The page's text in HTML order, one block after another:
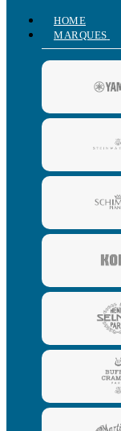
HOME
MARQUES